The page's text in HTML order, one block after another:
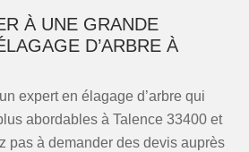
À UNE GRANDE
D’ARBRE À
expert en élagage d’arbre qui
abordables à Talence 33400 et
pas à demander des devis auprès